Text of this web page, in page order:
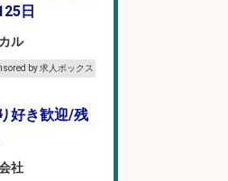
日
ル
by 求人ボックス
好き歓迎/残
社